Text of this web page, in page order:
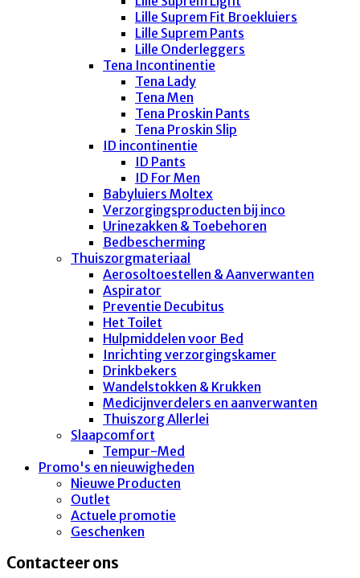
Lille Suprem Fit Broekluiers
Lille Suprem Pants
Lille Onderleggers
Tena Incontinentie
Tena Lady
Tena Men
Tena Proskin Pants
Tena Proskin Slip
ID incontinentie
ID Pants
ID For Men
Babyluiers Moltex
Verzorgingsproducten bij inco
Urinezakken & Toebehoren
Bedbescherming
Thuiszorgmateriaal
Aerosoltoestellen & Aanverwanten
Aspirator
Preventie Decubitus
Het Toilet
Hulpmiddelen voor Bed
Inrichting verzorgingskamer
Drinkbekers
Wandelstokken & Krukken
Medicijnverdelers en aanverwanten
Thuiszorg Allerlei
Slaapcomfort
Tempur-Med
Promo's en nieuwigheden
Nieuwe Producten
Outlet
Actuele promotie
Geschenken
Contacteer ons